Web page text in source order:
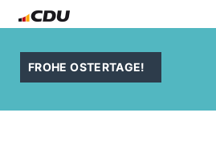
FROHE OSTERTAGE!